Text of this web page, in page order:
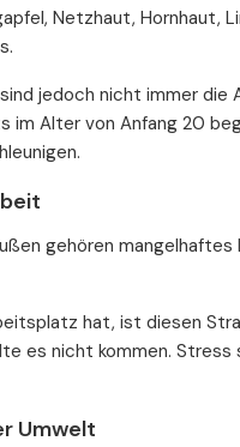
Netzhaut, Hornhaut,
jedoch nicht immer die
im Alter von Anfang 20
gehören
hat, ist diesen
es nicht kommen.
Umwelt